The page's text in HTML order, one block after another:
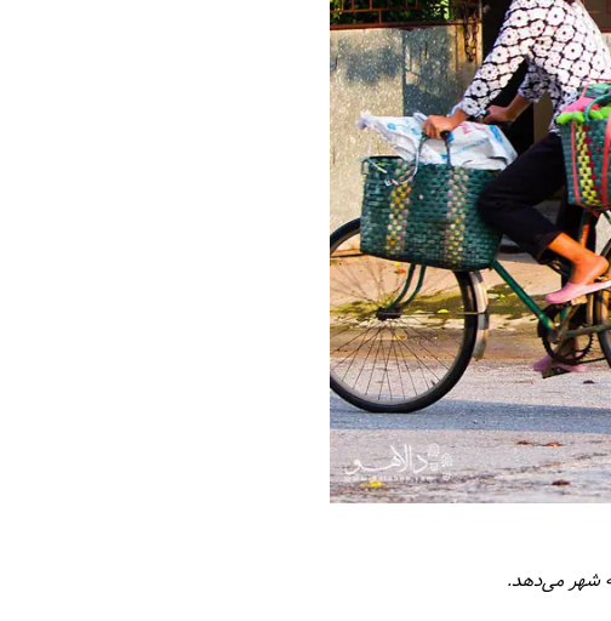
شهر می‌دهد.